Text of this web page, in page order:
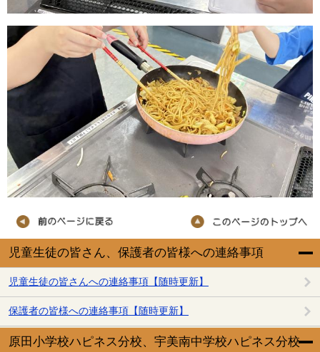
児童生徒の皆さん、保護者の皆様への連絡事項
児童生徒の皆さんへの連絡事項【随時更新】
保護者の皆様への連絡事項【随時更新】
原田小学校ハピネス分校、宇美南中学校ハピネス分校